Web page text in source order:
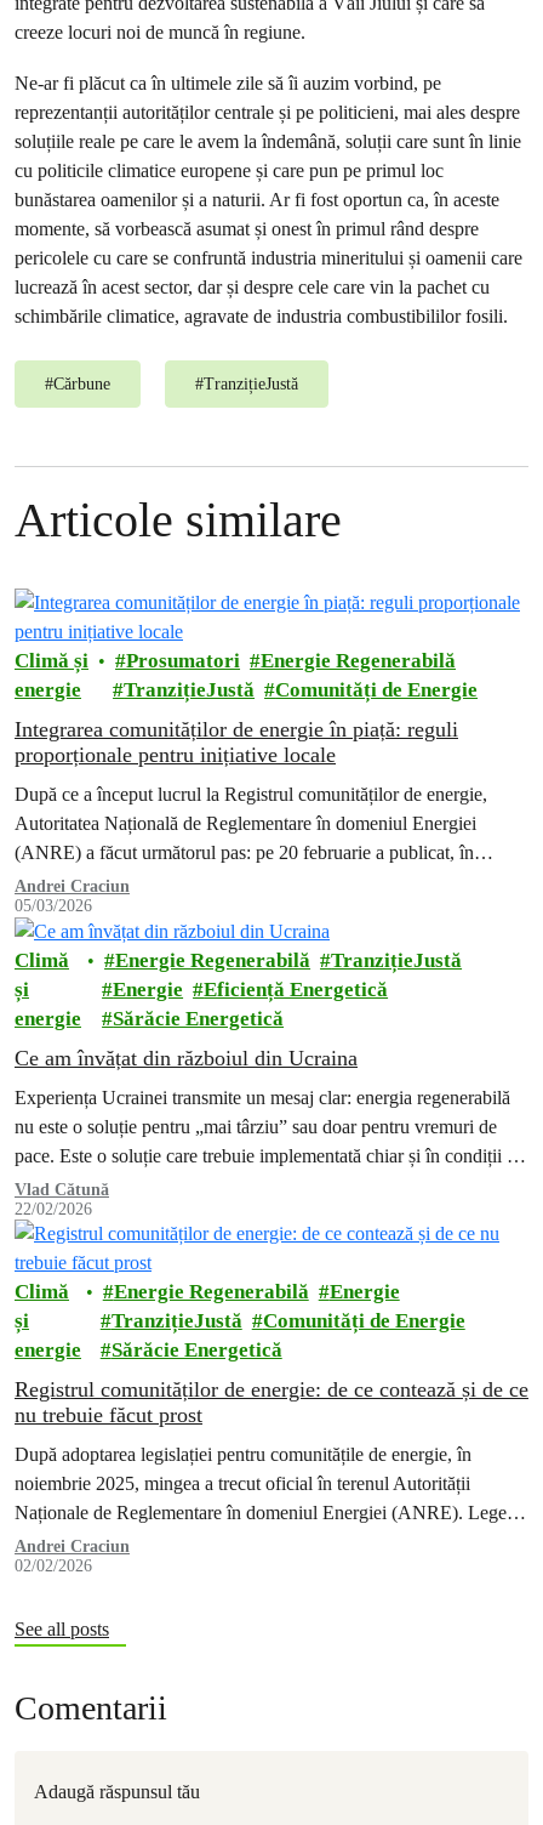
creeze locuri noi de muncă în regiune.
Ne-ar fi plăcut ca în ultimele zile să îi auzim vorbind, pe
reprezentanții autorităților centrale și pe politicieni, mai ales despre
soluțiile reale pe care le avem la îndemână, soluții care sunt în linie
cu politicile climatice europene și care pun pe primul loc
bunăstarea oamenilor și a naturii. Ar fi fost oportun ca, în aceste
momente, să vorbească asumat și onest în primul rând despre
pericolele cu care se confruntă industria mineritului și oamenii care
lucrează în acest sector, dar și despre cele care vin la pachet cu
schimbările climatice, agravate de industria combustibililor fosili.
#Cărbune #TranzițieJustă
Articole similare
Climă și
energie
Prosumatori
Energie Regenerabilă
TranzițieJustă
Comunități de Energie
Integrarea comunităților de energie în piață: reguli
proporționale pentru inițiative locale
După ce a început lucrul la Registrul comunităților de energie,
Autoritatea Națională de Reglementare în domeniul Energiei
(ANRE) a făcut următorul pas: pe 20 februarie a publicat, în
dezbatere publică,…
Andrei Craciun
05/03/2026
Climă
și
energie
Energie Regenerabilă
TranzițieJustă
Energie
Eficiență Energetică
Sărăcie Energetică
Ce am învățat din războiul din Ucraina
Experiența Ucrainei transmite un mesaj clar: energia regenerabilă
nu este o soluție pentru „mai târziu” sau doar pentru vremuri de
pace. Este o soluție care trebuie implementată chiar și în condiții de
criză, dacă vrem să protejăm oamenii și să reducem vulnerabilitatea
societății în fața violenței și autoritarismului.
Vlad Cătună
22/02/2026
Climă
și
energie
Energie Regenerabilă
Energie
TranzițieJustă
Comunități de Energie
Sărăcie Energetică
Registrul comunităților de energie: de ce contează și de ce
nu trebuie făcut prost
După adoptarea legislației pentru comunitățile de energie, în
noiembrie 2025, mingea a trecut oficial în terenul Autorității
Naționale de Reglementare în domeniul Energiei (ANRE). Legea
există. Drepturile cetățenilor de a…
Andrei Craciun
02/02/2026
See all posts
Comentarii
Adaugă răspunsul tău